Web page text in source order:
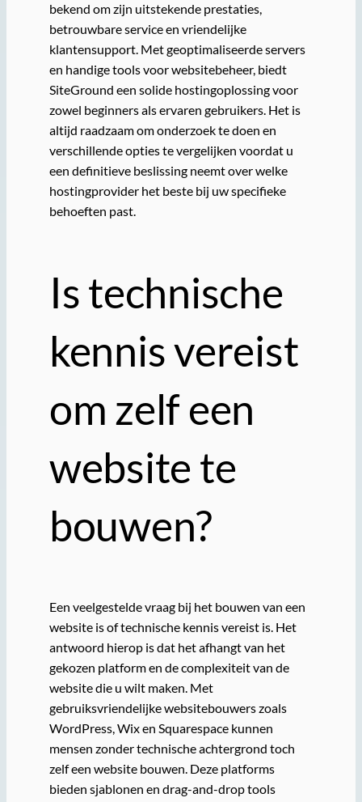
bekend om zijn uitstekende prestaties,
betrouwbare service en vriendelijke
klantensupport. Met geoptimaliseerde servers
en handige tools voor websitebeheer, biedt
SiteGround een solide hostingoplossing voor
zowel beginners als ervaren gebruikers. Het is
altijd raadzaam om onderzoek te doen en
verschillende opties te vergelijken voordat u
een definitieve beslissing neemt over welke
hostingprovider het beste bij uw specifieke
behoeften past.
Is technische
kennis vereist
om zelf een
website te
bouwen?
Een veelgestelde vraag bij het bouwen van een
website is of technische kennis vereist is. Het
antwoord hierop is dat het afhangt van het
gekozen platform en de complexiteit van de
website die u wilt maken. Met
gebruiksvriendelijke websitebouwers zoals
WordPress, Wix en Squarespace kunnen
mensen zonder technische achtergrond toch
zelf een website bouwen. Deze platforms
bieden sjablonen en drag-and-drop tools